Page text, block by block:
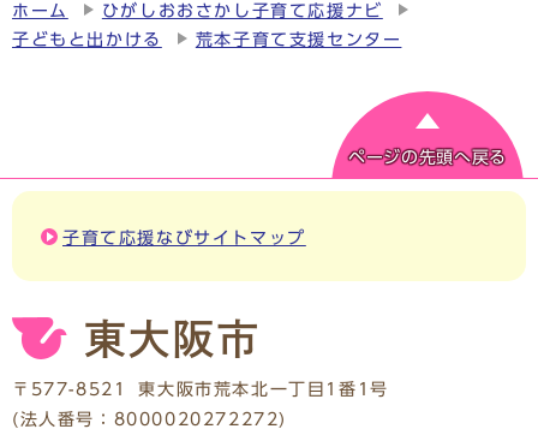
ホーム
ひがしおおさかし子育て応援ナビ
子どもと出かける
荒本子育て支援センター
ページの先頭へ戻る
子育て応援なびサイトマップ
〒577-8521
東大阪市荒本北一丁目1番1号
(法人番号：8000020272272)